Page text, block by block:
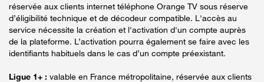
réservée aux clients internet téléphone Orange TV sous réserve
d’éligibilité technique et de décodeur compatible. L'accès au
service nécessite la création et l'activation d'un compte auprès
de la plateforme. L’activation pourra également se faire avec les
identifiants habituels dans le cas d’un compte préexistant.
Ligue 1+ : valable en France métropolitaine, réservée aux clients